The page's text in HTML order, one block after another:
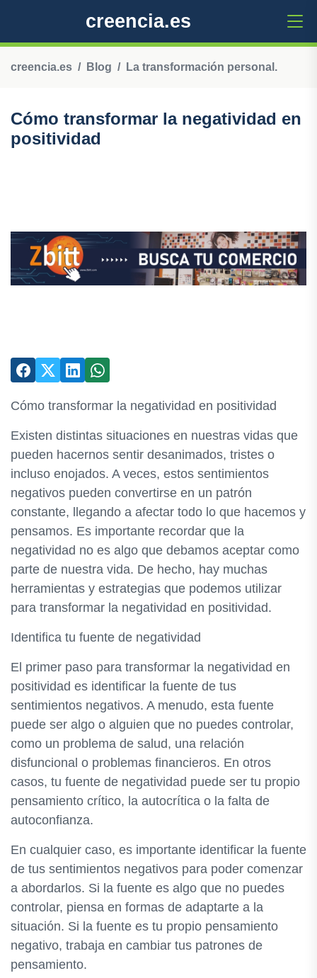
creencia.es
creencia.es Blog La transformación personal.
Cómo transformar la negatividad en
positividad
Cómo transformar la negatividad en positividad
Existen distintas situaciones en nuestras vidas que
pueden hacernos sentir desanimados, tristes o
incluso enojados. A veces, estos sentimientos
negativos pueden convertirse en un patrón
constante, llegando a afectar todo lo que hacemos y
pensamos. Es importante recordar que la
negatividad no es algo que debamos aceptar como
parte de nuestra vida. De hecho, hay muchas
herramientas y estrategias que podemos utilizar
para transformar la negatividad en positividad.
Identifica tu fuente de negatividad
El primer paso para transformar la negatividad en
positividad es identificar la fuente de tus
sentimientos negativos. A menudo, esta fuente
puede ser algo o alguien que no puedes controlar,
como un problema de salud, una relación
disfuncional o problemas financieros. En otros
casos, tu fuente de negatividad puede ser tu propio
pensamiento crítico, la autocrítica o la falta de
autoconfianza.
En cualquier caso, es importante identificar la fuente
de tus sentimientos negativos para poder comenzar
a abordarlos. Si la fuente es algo que no puedes
controlar, piensa en formas de adaptarte a la
situación. Si la fuente es tu propio pensamiento
negativo, trabaja en cambiar tus patrones de
pensamiento.